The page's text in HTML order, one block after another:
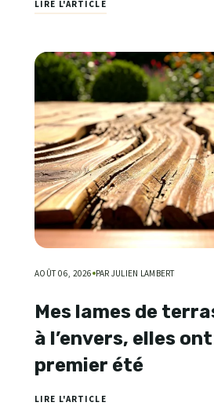
LIRE L'ARTICLE
AOÛT 06, 2026 PAR JULIEN LAMBERT
Mes lames de
à l’envers, elles
premier été
LIRE L'ARTICLE